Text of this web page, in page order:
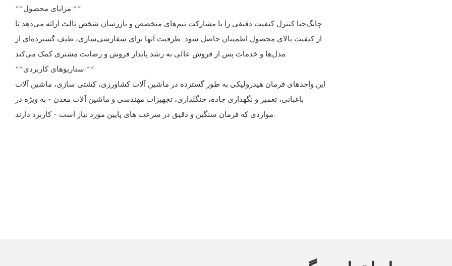
**مزایای محصول:**
چانگ‌جیا کنترل کیفیت دقیقی را با مشارکت تیم‌های متخصص و بازرسان شخص ثالث ارائه می‌دهد تا
از کیفیت بالای محصول اطمینان حاصل شود. ظرفیت آنها برای سفارشی‌سازی، طیف گسترده‌ای از
مدل‌ها و خدمات پس از فروش عالی به رشد پایدار فروش و رضایت مشتری کمک می‌کند.
**سناریوهای کاربردی:**
این واحدهای فرمان هیدرولیکی به طور گسترده در ماشین آلات کشاورزی، کشتی سازی، ماشین آلات
باغبانی، تعمیر و نگهداری جاده، جنگلداری، تجهیزات مهندسی و ماشین آلات معدن - به ویژه در
مواردی که فرمان سنگین و دقیق در سرعت های پایین مورد نیاز است - کاربرد دارند.